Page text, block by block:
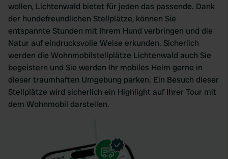
wollen, Lichtenwald bietet für jeden das passende. Dank
der hundefreundlichen Stellplätze, können Sie
entspannte Stunden mit Ihrem Hund verbringen und die
Natur auf eindrucksvolle Weise erkunden. Sicherlich
werden die Wohnmobilstellplätze Lichtenwald auch Sie
begeistern und Sie werden Ihr mobiles Heim gerne in
dieser traumhaften Umgebung parken. Ein Besuch dieser
Stellplätze wird sicherlich ein Highlight auf Ihrer Tour mit
dem Wohnmobil darstellen.